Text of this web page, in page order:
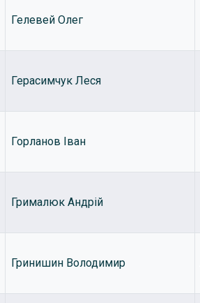
Гелевей Олег
Герасимчук Леся
Горланов Іван
Грималюк Андрій
Гринишин Володимир